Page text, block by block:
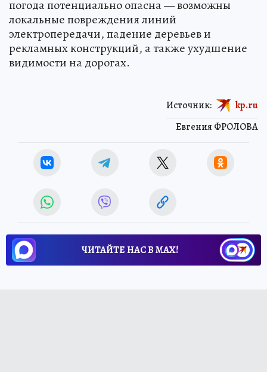
погода потенциально опасна — возможны
локальные повреждения линий
электропередачи, падение деревьев и
рекламных конструкций, а также ухудшение
видимости на дорогах.
Евгения ФРОЛОВА
Источник: kp.ru
ЧИТАЙТЕ НАС В МАХ!